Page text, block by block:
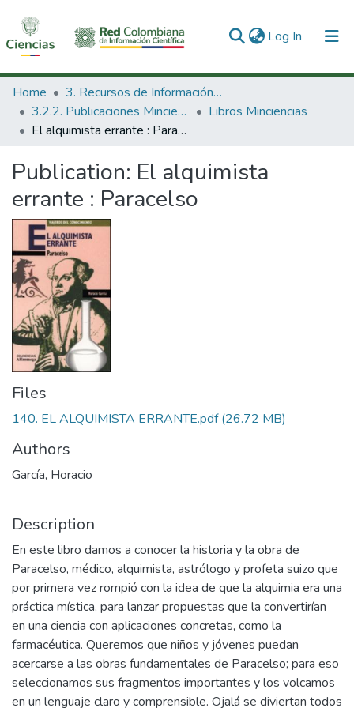
Log In (current)
Communities & Collections
All of DSpace
Home
3. Recursos de Información Científica y Tecnológica
3.2.2. Publicaciones Minciencias
Libros Minciencias
El alquimista errante : Paracelso
Publication: El alquimista
errante : Paracelso
Files
140. EL ALQUIMISTA ERRANTE.pdf(26.72 MB)
Authors
García, Horacio
Description
En este libro damos a conocer la historia y la obra de
Paracelso, médico, alquimista, astrólogo y profeta suizo que
por primera vez rompió con la idea de que la alquimia era una
práctica mística, para lanzar propuestas que la convertirían
en una ciencia con aplicaciones concretas, como la
farmacéutica. Queremos que niños y jóvenes puedan
acercarse a las obras fundamentales de Paracelso; para eso
seleccionamos sus fragmentos importantes y los volcamos
en un lenguaje claro y comprensible. Ojalá se diviertan todos